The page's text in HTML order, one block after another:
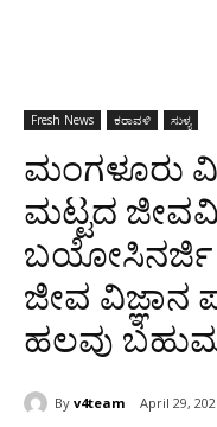
Fresh News ಕರಾವಳಿ ಸುಳ್ಯ
ಮಂಗಳೂರು
ಮಟ್ಟದ
ಬಯೋಸಿನರ್ಜಿ
ಜೀವ ವಿಜ್ಞಾನ
ಹಲವು
By v4team April 29,